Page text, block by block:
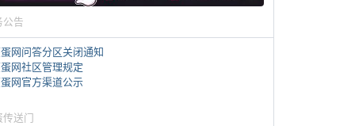
公告
网问答分区关闭通知
网社区管理规定
网官方渠道公示
传送门